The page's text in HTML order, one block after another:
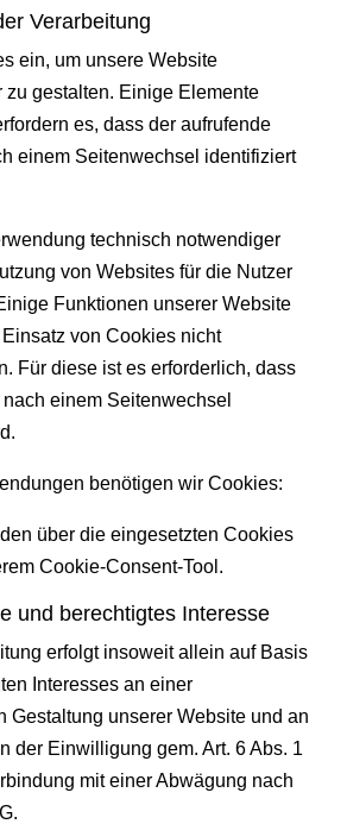
Verarbeitung
ein, um unsere Website
zu gestalten. Einige Elemente
es, dass der aufrufende
einem Seitenwechsel identifiziert
technisch notwendiger
von Websites für die Nutzer
Funktionen unserer Website
von Cookies nicht
Für diese ist es erforderlich, dass
einem Seitenwechsel
benötigen wir Cookies:
über die eingesetzten Cookies
Cookie-Consent-Tool.
und berechtigtes Interesse
erfolgt insoweit allein auf Basis
Interesses an einer
Gestaltung unserer Website und an
der Einwilligung gem. Art. 6 Abs. 1
mit einer Abwägung nach